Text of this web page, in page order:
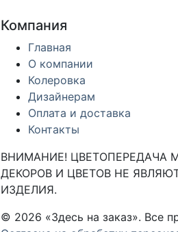
Компания
Главная
О компании
Колеровка
Дизайнерам
Оплата и доставка
Контакты
ВНИМАНИЕ! ЦВЕТОПЕРЕДАЧА
ДЕКОРОВ И ЦВЕТОВ НЕ
ИЗДЕЛИЯ.
© 2026 «Здесь на заказ».